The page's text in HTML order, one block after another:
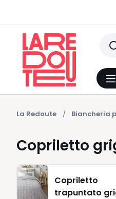
La Redoute Biancheria
Copriletto
Copriletto
trapuntato